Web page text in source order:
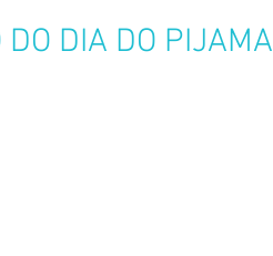
DO DIA DO